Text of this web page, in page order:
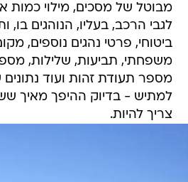
מבוטל של מסכים, מילוי כמות
לגבי הרכב, בעליו, הנוהגים בו,
ביטוחי, פרטי נהגים נוספים,
משפחתי, תביעות, שלילות,
מספר תעודת זהות ועוד נתונים
למתיש - בדיוק ההיפך מאיך
צריך להיות.